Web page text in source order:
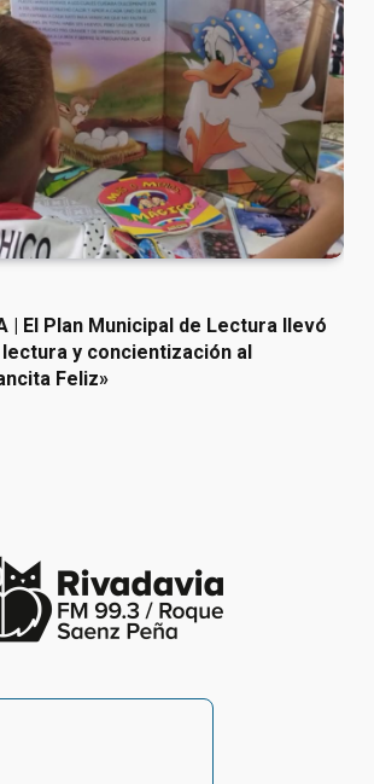
| El Plan Municipal de Lectura llevó
lectura y concientización al
Feliz»